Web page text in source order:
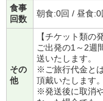
食事
回数
朝食:0回 / 昼食:0
その
他
【チケット類の
ご出発の1～2週
送いたします。
※ご旅行代金と
頂戴いたします。
※発送後に取消